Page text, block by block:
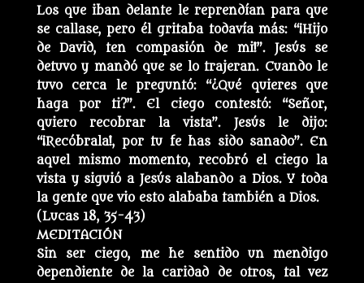
Los que iban delante le reprendían para que
se callase, pero él gritaba todavía más: “¡Hijo
de David, ten compasión de mi!”. Jesús se
detuvo y mandó que se lo trajeran. Cuando le
tuvo cerca le preguntó: “¿Qué quieres que
haga por ti?”. El ciego contestó: “Señor,
quiero recobrar la vista”. Jesús le dijo:
“¡Recóbrala!, por tu fe has sido sanado”. En
aquel mismo momento, recobró el ciego la
vista y siguió a Jesús alabando a Dios. Y toda
la gente que vio esto alababa también a Dios.
(Lucas 18, 35-43)
MEDITACIÓN
Sin ser ciego, me he sentido un mendigo
dependiente de la caridad de otros, tal vez